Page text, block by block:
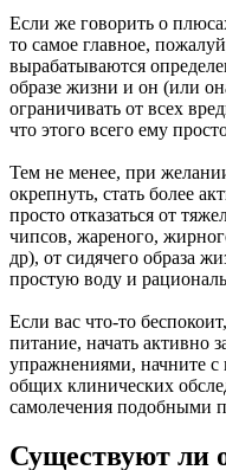
Если же говорить о
то самое главное,
вырабатываются
образе жизни и он (или
ограничивать от всех
что этого всего ему
Тем не менее, при
окрепнуть, стать более
просто отказаться от
чипсов, жареного,
др), от сидячего образа
простую воду и
Если вас что-то
питание, начать активно
упражнениями, начните с
общих клинических
самолечения подобными
Существуют ли